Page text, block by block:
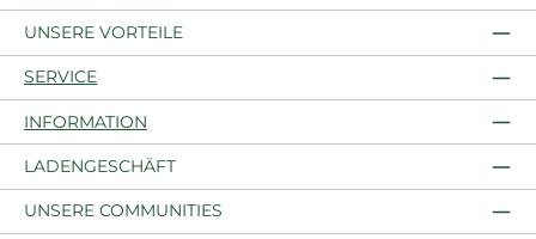
UNSERE VORTEILE
SERVICE
INFORMATION
LADENGESCHÄFT
UNSERE COMMUNITIES